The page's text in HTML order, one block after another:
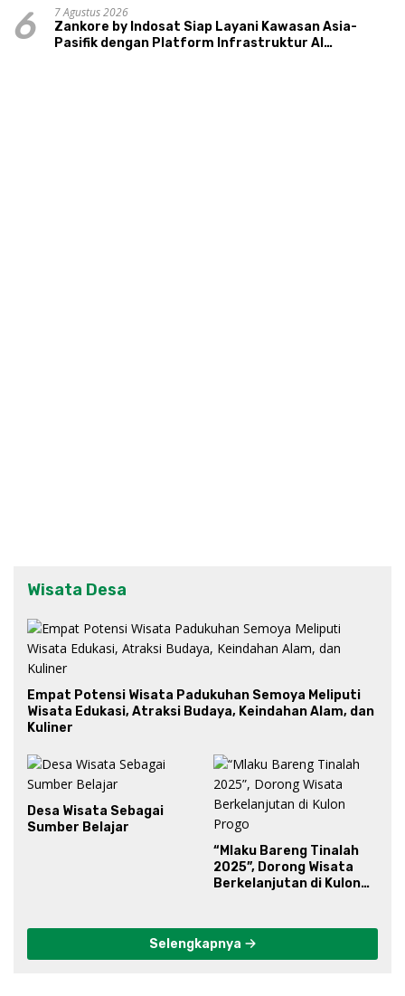
6
7 Agustus 2026
Zankore by Indosat Siap Layani Kawasan Asia-
Pasifik dengan Platform Infrastruktur AI
Wisata Desa
Empat Potensi Wisata Padukuhan Semoya Meliputi
Wisata Edukasi, Atraksi Budaya, Keindahan Alam, dan
Kuliner
Desa Wisata Sebagai
Sumber Belajar
“Mlaku Bareng Tinalah
2025”, Dorong Wisata
Berkelanjutan di Kulon
Selengkapnya